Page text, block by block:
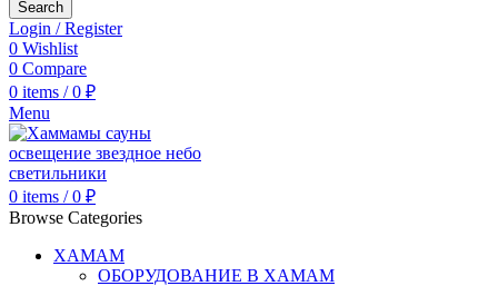
Search
Login / Register
0 Wishlist
0 Compare
0 items / 0 ₽
Menu
0 items / 0 ₽
Browse Categories
ХАМАМ
ОБОРУДОВАНИЕ В ХАМАМ